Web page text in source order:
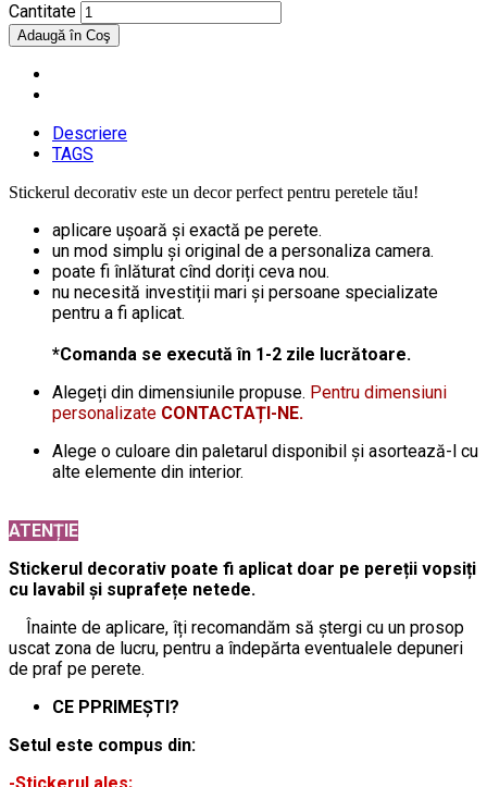
Cantitate
Descriere
TAGS
Stickerul decorativ este un decor perfect pentru peretele tău!
aplicare ușoară și exactă pe perete.
un mod simplu și original de a personaliza camera.
poate fi înlăturat cînd doriți ceva nou.
nu necesită investiții mari și persoane specializate
pentru a fi aplicat.
*Comanda se execută în 1-2 zile lucrătoare.
Alegeți din dimensiunile propuse. Pentru dimensiuni
personalizate CONTACTAȚI-NE.
Alege o culoare din paletarul disponibil și asortează-l cu
alte elemente din interior.
ATENȚIE
Stickerul decorativ poate fi aplicat doar pe pereții vopsiți
cu lavabil și suprafețe netede.
Înainte de aplicare, îți recomandăm să ștergi cu un prosop
uscat zona de lucru, pentru a îndepărta eventualele depuneri
de praf pe perete.
CE PPRIMEȘTI?
Setul este compus din: